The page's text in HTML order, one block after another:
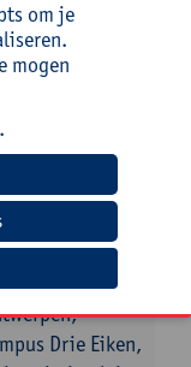
79,
Drie Eiken,
om je
mogen